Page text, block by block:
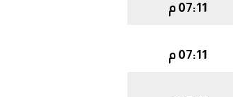
07:11 م
07:11 م